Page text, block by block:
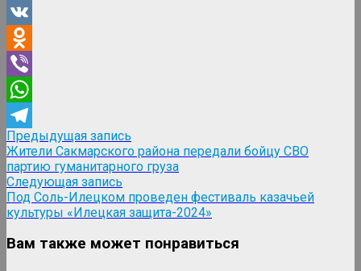
VK
Odnoklassniki
Viber
WhatsApp
Telegram
Навигация
по
записям
Предыдущая запись
запись:
Жители Сакмарского района передали бойцу СВО
партию гуманитарного груза
Следующая запись
запись:
Под Соль-Илецком проведен фестиваль казачьей
культуры «Илецкая защита-2024»
Вам также может понравиться